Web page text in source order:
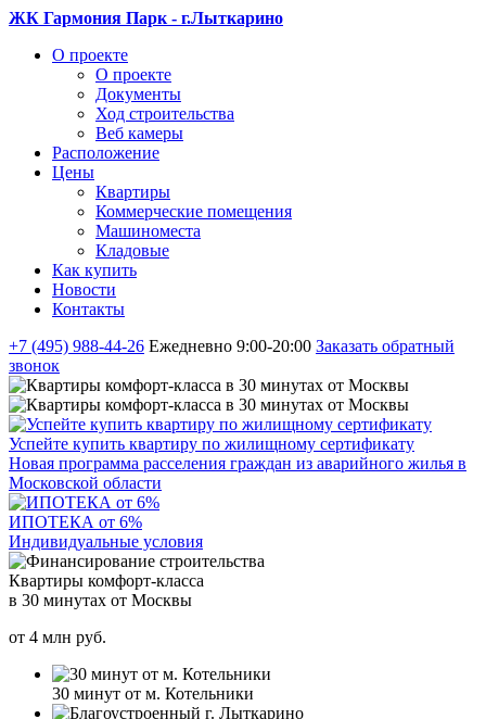
ЖК Гармония Парк - г.Лыткарино
О проекте
О проекте
Документы
Ход строительства
Веб камеры
Расположение
Цены
Квартиры
Коммерческие помещения
Машиноместа
Кладовые
Как купить
Новости
Контакты
+7 (495) 988-44-26 Ежедневно 9:00-20:00 Заказать обратный
звонок
Успейте купить квартиру по жилищному сертификату
Новая программа расселения граждан из аварийного жилья в
Московской области
ИПОТЕКА от 6%
Индивидуальные условия
Квартиры комфорт-класса
в 30 минутах от Москвы
от 4 млн руб.
30 минут от м. Котельники